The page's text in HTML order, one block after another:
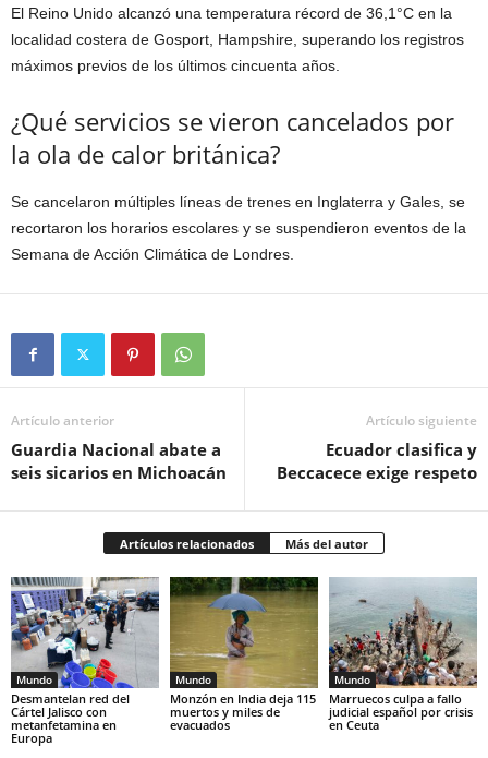
El Reino Unido alcanzó una temperatura récord de 36,1°C en la
localidad costera de Gosport, Hampshire, superando los registros
máximos previos de los últimos cincuenta años.
¿Qué servicios se vieron cancelados por
la ola de calor británica?
Se cancelaron múltiples líneas de trenes en Inglaterra y Gales, se
recortaron los horarios escolares y se suspendieron eventos de la
Semana de Acción Climática de Londres.
Artículo anterior
Guardia Nacional abate a
seis sicarios en Michoacán
Artículo siguiente
Ecuador clasifica y
Beccacece exige respeto
Artículos relacionados Más del autor
Mundo
Desmantelan red del
Cártel Jalisco con
metanfetamina en
Europa
Mundo
Monzón en India deja 115
muertos y miles de
evacuados
Mundo
Marruecos culpa a fallo
judicial español por crisis
en Ceuta